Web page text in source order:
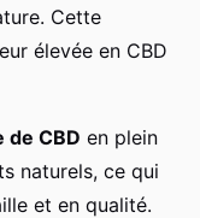
Cette
élevée en CBD
CBD en plein
naturels, ce qui
et en qualité.